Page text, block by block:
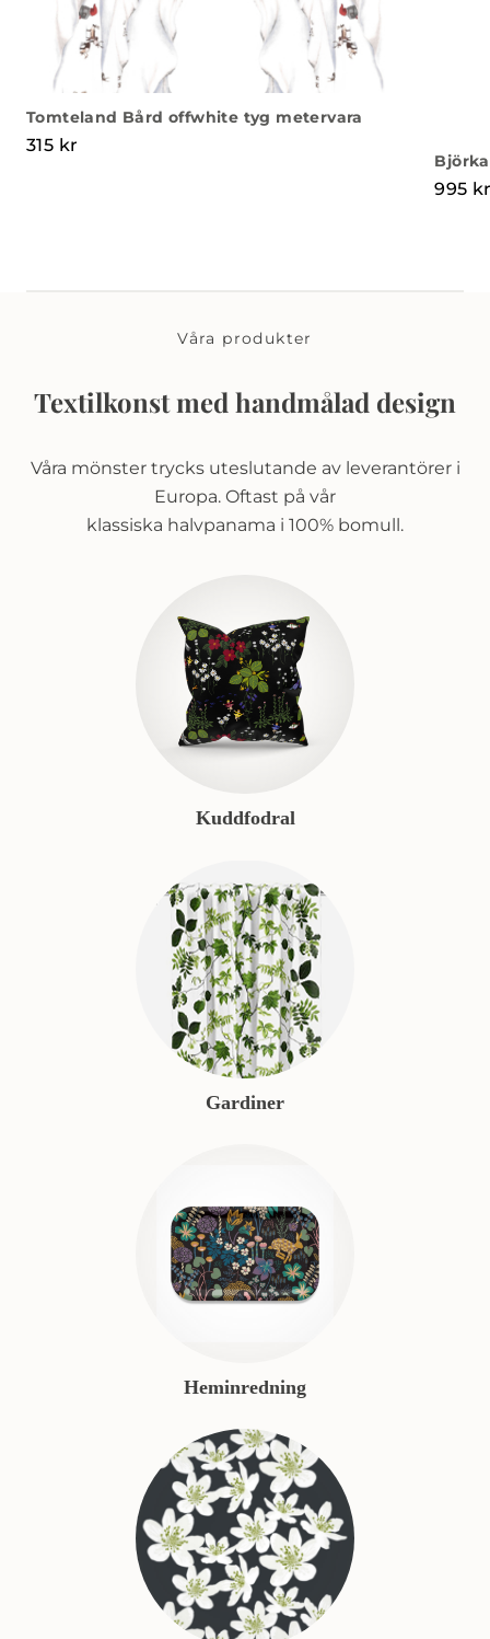
Tomteland Bård offwhite tyg metervara
315 kr
995
Våra produkter
Textilkonst med handmålad design
Våra mönster trycks uteslutande av leverantörer i
Europa. Oftast på vår
klassiska halvpanama i 100% bomull.
Kuddfodral
Gardiner
Heminredning